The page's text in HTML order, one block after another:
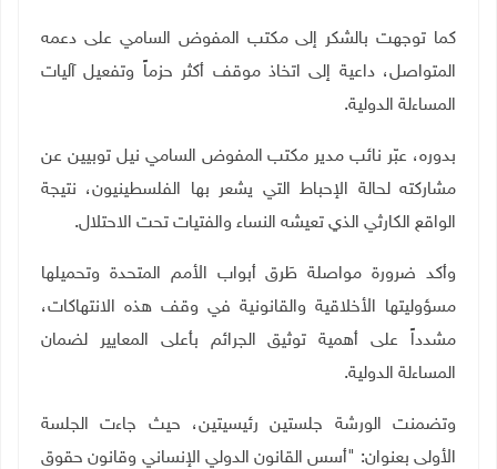
كما توجهت بالشكر إلى مكتب المفوض السامي على دعمه
المتواصل، داعية إلى اتخاذ موقف أكثر حزماً وتفعيل آليات
المساءلة الدولية.
بدوره، عبّر نائب مدير مكتب المفوض السامي نيل توبيين عن
مشاركته لحالة الإحباط التي يشعر بها الفلسطينيون، نتيجة
الواقع الكارثي الذي تعيشه النساء والفتيات تحت الاحتلال.
وأكد ضرورة مواصلة طَرق أبواب الأمم المتحدة وتحميلها
مسؤوليتها الأخلاقية والقانونية في وقف هذه الانتهاكات،
مشدداً على أهمية توثيق الجرائم بأعلى المعايير لضمان
المساءلة الدولية.
وتضمنت الورشة جلستين رئيسيتين، حيث جاءت الجلسة
الأولى بعنوان: "أسس القانون الدولي الإنساني وقانون حقوق